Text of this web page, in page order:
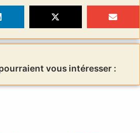
vous intéresser :